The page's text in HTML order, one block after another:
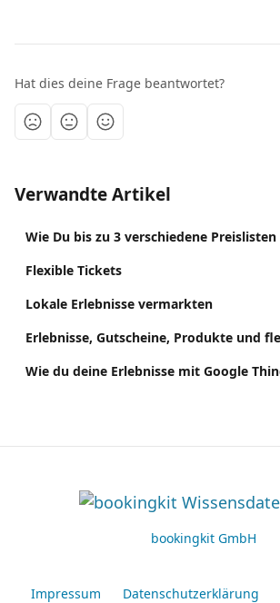
Hat dies deine Frage beantwortet?
Verwandte Artikel
Flexible Tickets
Lokale Erlebnisse vermarkten
bookingkit GmbH
Impressum Datenschutzerklärung